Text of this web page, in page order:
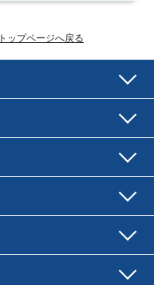
トップページへ戻る